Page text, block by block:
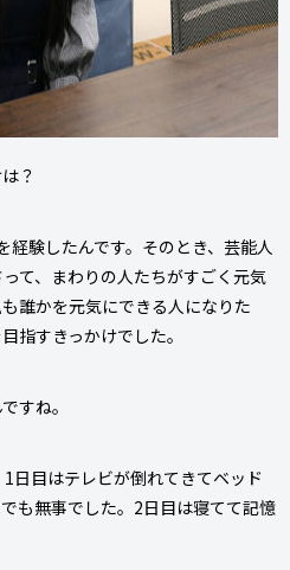
？
経験したんです。そのとき、芸能人
て、まわりの人たちがすごく元気
誰かを元気にできる人になりた
指すきっかけでした。
すね。
日目はテレビが倒れてきてベッド
も無事でした。2日目は寝てて記憶